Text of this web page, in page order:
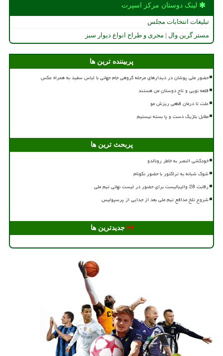
لینک دوستان مركز اسپرت
تبلیغات انتخابات مجلس
مستر گرین وال | مجری و طراح انواع دیوار سبز
پربیننده ترین ها
حضور ملی پوشان در دیدارهای مرحله گروهی جام جهانی با لباس سفید به همراه عکس
قلعه نویی و تاج دوستان من هستند
علت تا درمان قطعی ریزش مو
مقابل بلژیک دست و پا بسته نیستیم
پربحث ترین ها
خودکشی النصر به خاطر رونالدو
شوک شبانه به تراکتور با حضور نکونام
رقابت 28 والیبالیست برای حضور در لیست نهائی تیم ملی
شروع تلخ مدافع تیم ملی بعد از جدایی از پرسپولیس
جدیدترین ها